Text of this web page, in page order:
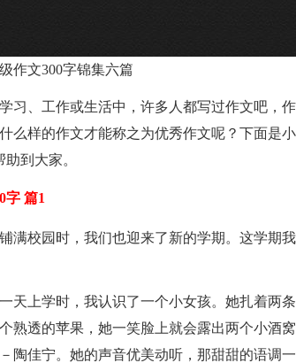
作文300字锦集六篇
习、工作或生活中，许多人都写过作文吧，
么样的作文才能称之为优秀作文呢？下面是
到大家。
字 篇1
满校园时，我们也迎来了新的学期。这学期
天上学时，我认识了一个小女孩。她扎着两
熟透的苹果，她一笑脸上就会露出两个小酒
陶佳宁。她的声音优美动听，那甜甜的语调